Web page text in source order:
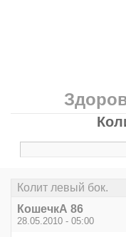
Колит левый бок.
КошечкА 86
28.05.2010 - 05:00